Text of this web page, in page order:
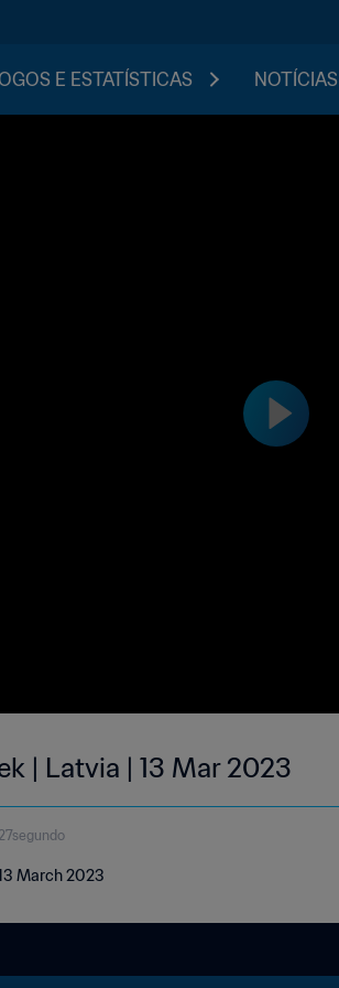
E ESTATÍSTICAS NOTÍCIAS
| Latvia | 13 Mar 2023
March 2023